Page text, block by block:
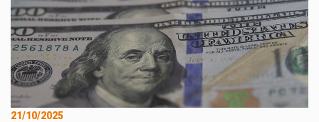
21/10/2025